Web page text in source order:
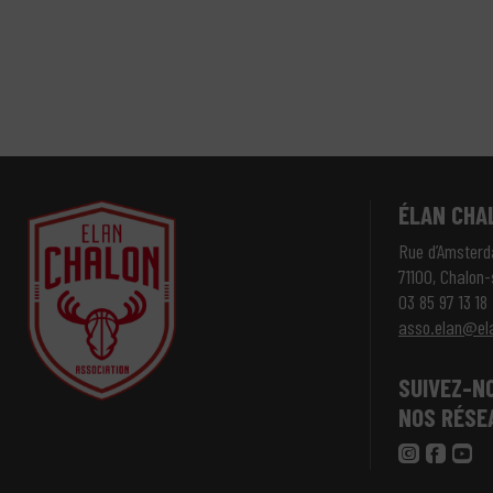
ÉLAN
Rue
71100,
03 85 97 13 18
SUIVEZ-
NOS